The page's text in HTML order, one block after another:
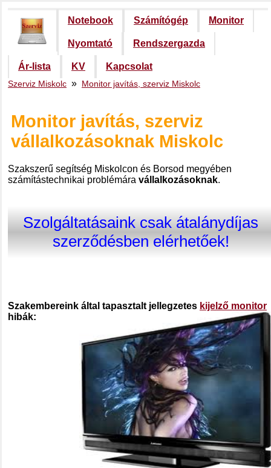
Notebook Számítógép Monitor
Nyomtató Rendszergazda
Ár-lista KV Kapcsolat
Szerviz Miskolc » Monitor javítás, szerviz Miskolc
Monitor javítás, szerviz
vállalkozásoknak Miskolc
Szakszerű segítség Miskolcon és Borsod megyében
számítástechnikai problémára vállalkozásoknak.
Szolgáltatásaink csak átalánydíjas
szerződésben elérhetőek!
Szakembereink által tapasztalt jellegzetes kijelző monitor
hibák: